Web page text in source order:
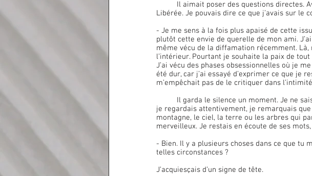
Libérée. Je pouvais dire ce que j’avais sur
- Je me sens à la fois plus apaisé de cette
plutôt cette envie de querelle de mon ami.
même vécu de la diffamation récemment. Là,
l’intérieur. Pourtant je souhaite la paix de
J’ai vécu des phases obsessionnelles où je
été dur, car j’ai essayé d’exprimer ce que je
m’empêchait pas de le critiquer dans
je regardais attentivement, je remarquais
montagne, le ciel, la terre ou les arbres qui
merveilleux. Je restais en écoute de ses
- Bien. Il y a plusieurs choses dans ce que tu
telles circonstances ?
J’acquiesçais d’un signe de tête.